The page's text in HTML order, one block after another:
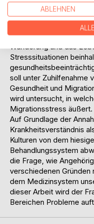
Arbeit zunächst geklärt
Migrationsprozess auf
Verfassung der
wird davon
Wanderung und das
Stresssituationen
soll unter Zuhilfenahme
Gesundheit und
wird untersucht, in
Migrationsstress äußert.
Auf Grundlage der
Krankheitsverständnis
Kulturen von dem
Behandlungssystem
die Frage, wie
verschiedenen Gründen
dem Medizinsystem
dieser Arbeit wird der
Bereichen Probleme
ABLEHNEN